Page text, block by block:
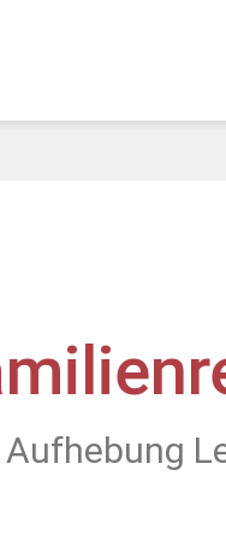
Aufhebung